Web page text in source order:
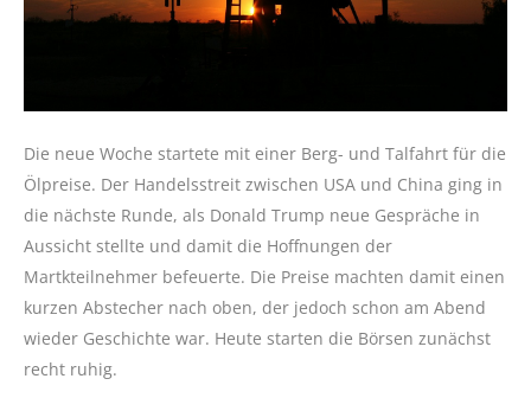
Die neue Woche startete mit einer Berg- und Talfahrt für die
Ölpreise. Der Handelsstreit zwischen USA und China ging in
die nächste Runde, als Donald Trump neue Gespräche in
Aussicht stellte und damit die Hoffnungen der
Martkteilnehmer befeuerte. Die Preise machten damit einen
kurzen Abstecher nach oben, der jedoch schon am Abend
wieder Geschichte war. Heute starten die Börsen zunächst
recht ruhig.